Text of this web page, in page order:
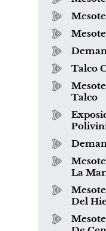
Talco
Talco
La
Del